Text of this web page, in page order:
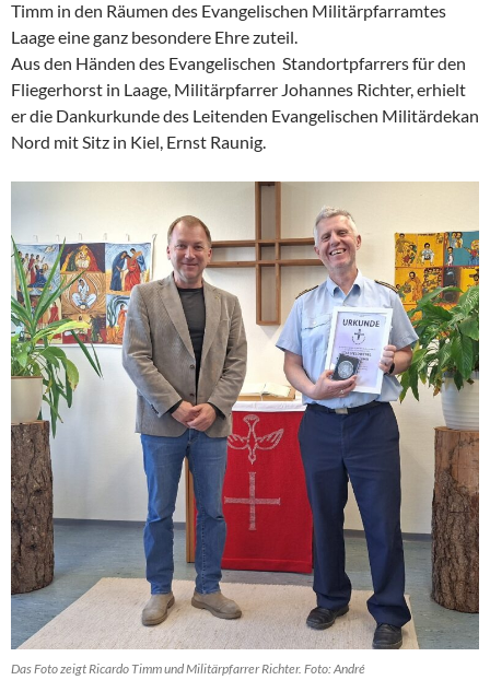
b
o
o
k
Timm in den Räumen des Evangelischen Militärpfarramtes
Laage eine ganz besondere Ehre zuteil.
Aus den Händen des Evangelischen Standortpfarrers für den
Fliegerhorst in Laage, Militärpfarrer Johannes Richter, erhielt
er die Dankurkunde des Leitenden Evangelischen Militärdekan
Nord mit Sitz in Kiel, Ernst Raunig.
Das Foto zeigt Ricardo Timm und Militärpfarrer Richter. Foto: André